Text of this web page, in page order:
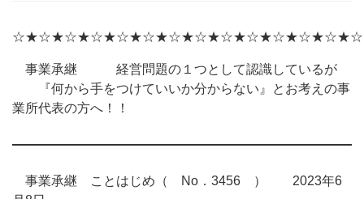
事業承継 経営問題の１つとして認識しているが
『何から手をつけていいか分からない』とお考えの事
業所代表の方へ！！
事業承継 ことはじめ（ No．3456 ） 2023年6